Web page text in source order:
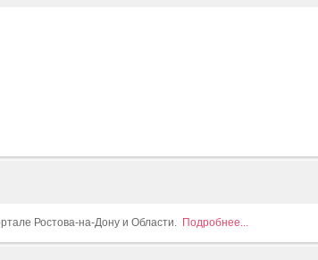
Ростова-на-Дону и Области. Подробнее...